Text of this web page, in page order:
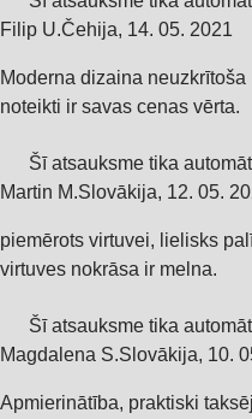
Filip U.Čehija, 14. 05. 2021
Moderna dizaina
noteikti ir savas cenas vērta.
Šī atsauksme tika
Martin M.Slovākija, 12. 05.
piemērots virtuvei, lielisks
virtuves nokrāsa ir melna.
Šī atsauksme tika
Magdalena S.Slovākija, 10.
Apmierinātība, praktiski